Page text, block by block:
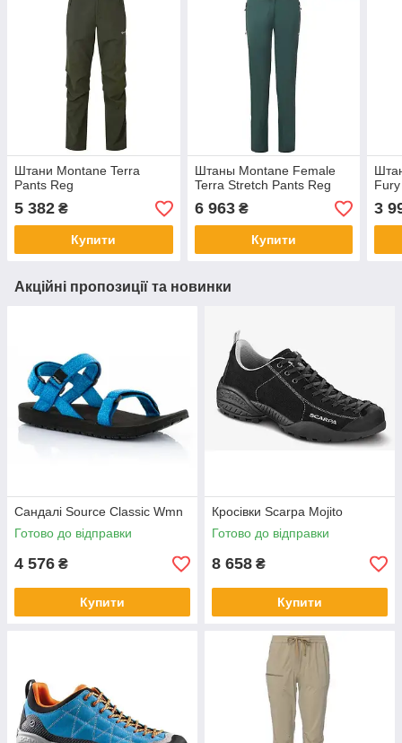
Штани Montane Terra
Pants Reg
5 382 ₴
Купити
Штаны Montane Female
Terra Stretch Pants Reg
6 963₴
Купити
3
Акційні пропозиції та новинки
Сандалі Source Classic Wmn
Готово до відправки
4 576 ₴
Купити
Кросівки Scarpa Mojito
Готово до відправки
8 658 ₴
Купити